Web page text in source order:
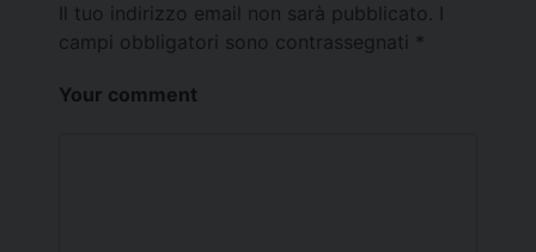
Il tuo indirizzo email non sarà pubblicato.
campi obbligatori sono contrassegnati *
Your comment